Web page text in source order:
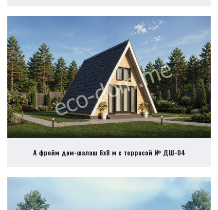
А фрейм дом-шалаш 6х8 м с террасой № ДШ-04